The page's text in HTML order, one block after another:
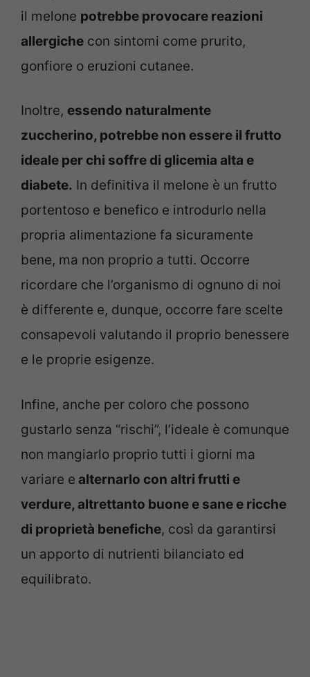
il melone potrebbe provocare reazioni
allergiche con sintomi come prurito,
gonfiore o eruzioni cutanee.
Inoltre, essendo naturalmente
zuccherino, potrebbe non essere il frutto
ideale per chi soffre di glicemia alta e
diabete. In definitiva il melone è un frutto
portentoso e benefico e introdurlo nella
propria alimentazione fa sicuramente
bene, ma non proprio a tutti. Occorre
ricordare che l’organismo di ognuno di noi
è differente e, dunque, occorre fare scelte
consapevoli valutando il proprio benessere
e le proprie esigenze.
Infine, anche per coloro che possono
gustarlo senza “rischi”, l’ideale è comunque
non mangiarlo proprio tutti i giorni ma
variare e alternarlo con altri frutti e
verdure, altrettanto buone e sane e ricche
di proprietà benefiche, così da garantirsi
un apporto di nutrienti bilanciato ed
equilibrato.